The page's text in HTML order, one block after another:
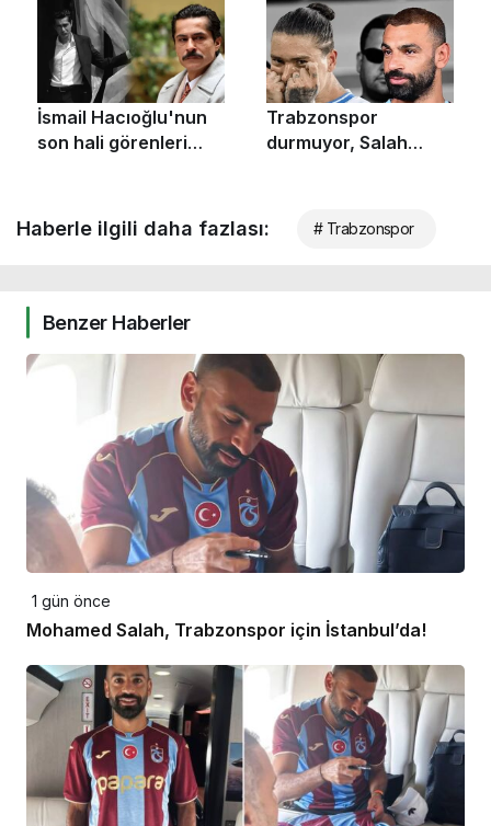
Haberle ilgili daha fazlası: # Trabzonspor
Benzer Haberler
1 gün önce
Mohamed Salah, Trabzonspor için İstanbul’da!